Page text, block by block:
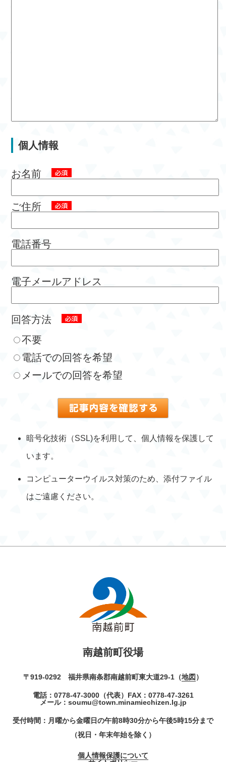
個人情報
お名前
ご住所
電話番号
電子メールアドレス
回答方法
不要
電話での回答を希望
メールでの回答を希望
暗号化技術（SSL)を利用して、個人情報を保護して
います。
コンピューターウイルス対策のため、添付ファイル
はご遠慮ください。
南越前町役場
〒919-0292 福井県南条郡南越前町東大道29-1（地図 ）
電話： 0778-47-3000（代表） FAX：0778-47-3261
メール： soumu@town.minamiechizen.lg.jp
受付時間：月曜から金曜日の午前8時30分から午後5時15分まで
（祝日・年末年始を除く）
個人情報保護について